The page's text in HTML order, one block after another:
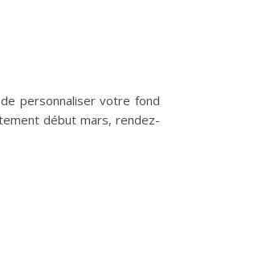
personnaliser votre fond
début mars, rendez-